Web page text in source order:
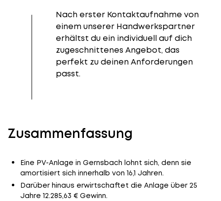
Nach erster Kontaktaufnahme von
einem unserer Handwerkspartner
erhältst du ein individuell auf dich
zugeschnittenes Angebot, das
perfekt zu deinen Anforderungen
passt.
Zusammenfassung
Eine PV-Anlage in Gernsbach lohnt sich, denn sie
amortisiert sich innerhalb von 16,1 Jahren.
Darüber hinaus erwirtschaftet die Anlage über 25
Jahre 12.285,63 € Gewinn.